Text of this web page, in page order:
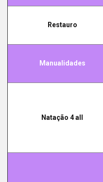
Restauro
Manualidades
Natação 4 all